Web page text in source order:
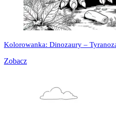
Kolorowanka: Dinozaury –
Zobacz